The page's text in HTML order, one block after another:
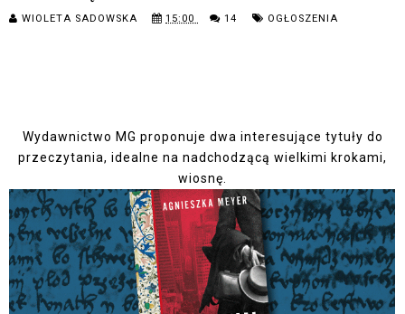
WIOLETA SADOWSKA 15:00 14 OGŁOSZENIA
Wydawnictwo MG proponuje dwa interesujące tytuły do
przeczytania, idealne na nadchodzącą wielkimi krokami,
wiosnę.